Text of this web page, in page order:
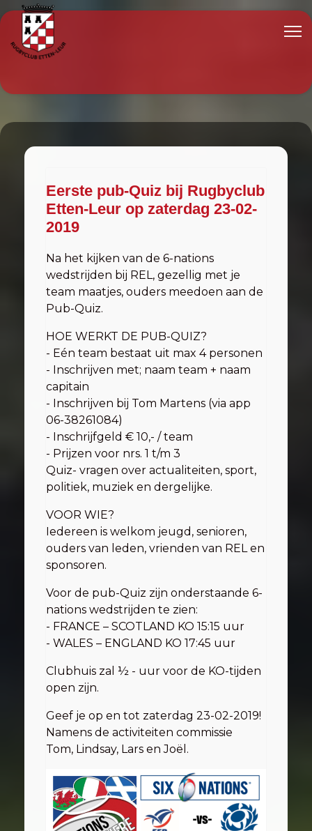
Eerste pub-Quiz bij Rugbyclub
Etten-Leur op zaterdag 23-02-
2019
Na het kijken van de 6-nations
wedstrijden bij REL, gezellig met je
team maatjes, ouders meedoen aan de
Pub-Quiz.
HOE WERKT DE PUB-QUIZ?
- Eén team bestaat uit max 4 personen
- Inschrijven met; naam team + naam
capitain
- Inschrijven bij Tom Martens (via app
06-38261084)
- Inschrijfgeld € 10,- / team
- Prijzen voor nrs. 1 t/m 3
Quiz- vragen over actualiteiten, sport,
politiek, muziek en dergelijke.
VOOR WIE?
Iedereen is welkom jeugd, senioren,
ouders van leden, vrienden van REL en
sponsoren.
Voor de pub-Quiz zijn onderstaande 6-
nations wedstrijden te zien:
- FRANCE – SCOTLAND KO 15:15 uur
- WALES – ENGLAND KO 17:45 uur
Clubhuis zal ½ - uur voor de KO-tijden
open zijn.
Geef je op en tot zaterdag 23-02-2019!
Namens de activiteiten commissie
Tom, Lindsay, Lars en Joël.